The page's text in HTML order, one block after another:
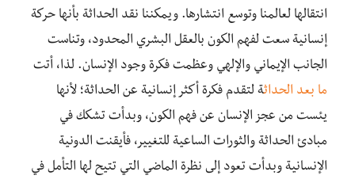
انتقالها لعالمنا وتوسع انتشارها. ويمكننا نقد الحداثة بأنها حركة
إنسانية سعت لفهم الكون بالعقل البشري المحدود، وتناست
الجانب الإيماني والإلهي وعظمت فكرة وجود الإنسان. لذا، أتت
ما بعد الحداثة لتقدم فكرة أكثر إنسانية عن الحداثة؛ لأنها
يئست من عجز الإنسان عن فهم الكون، وبدأت تشكك في
مبادئ الحداثة والثورات الساعية للتغيير، فأيقنت الدونية
الإنسانية وبدأت تعود إلى نظرة الماضي التي تتيح لها التأمل في